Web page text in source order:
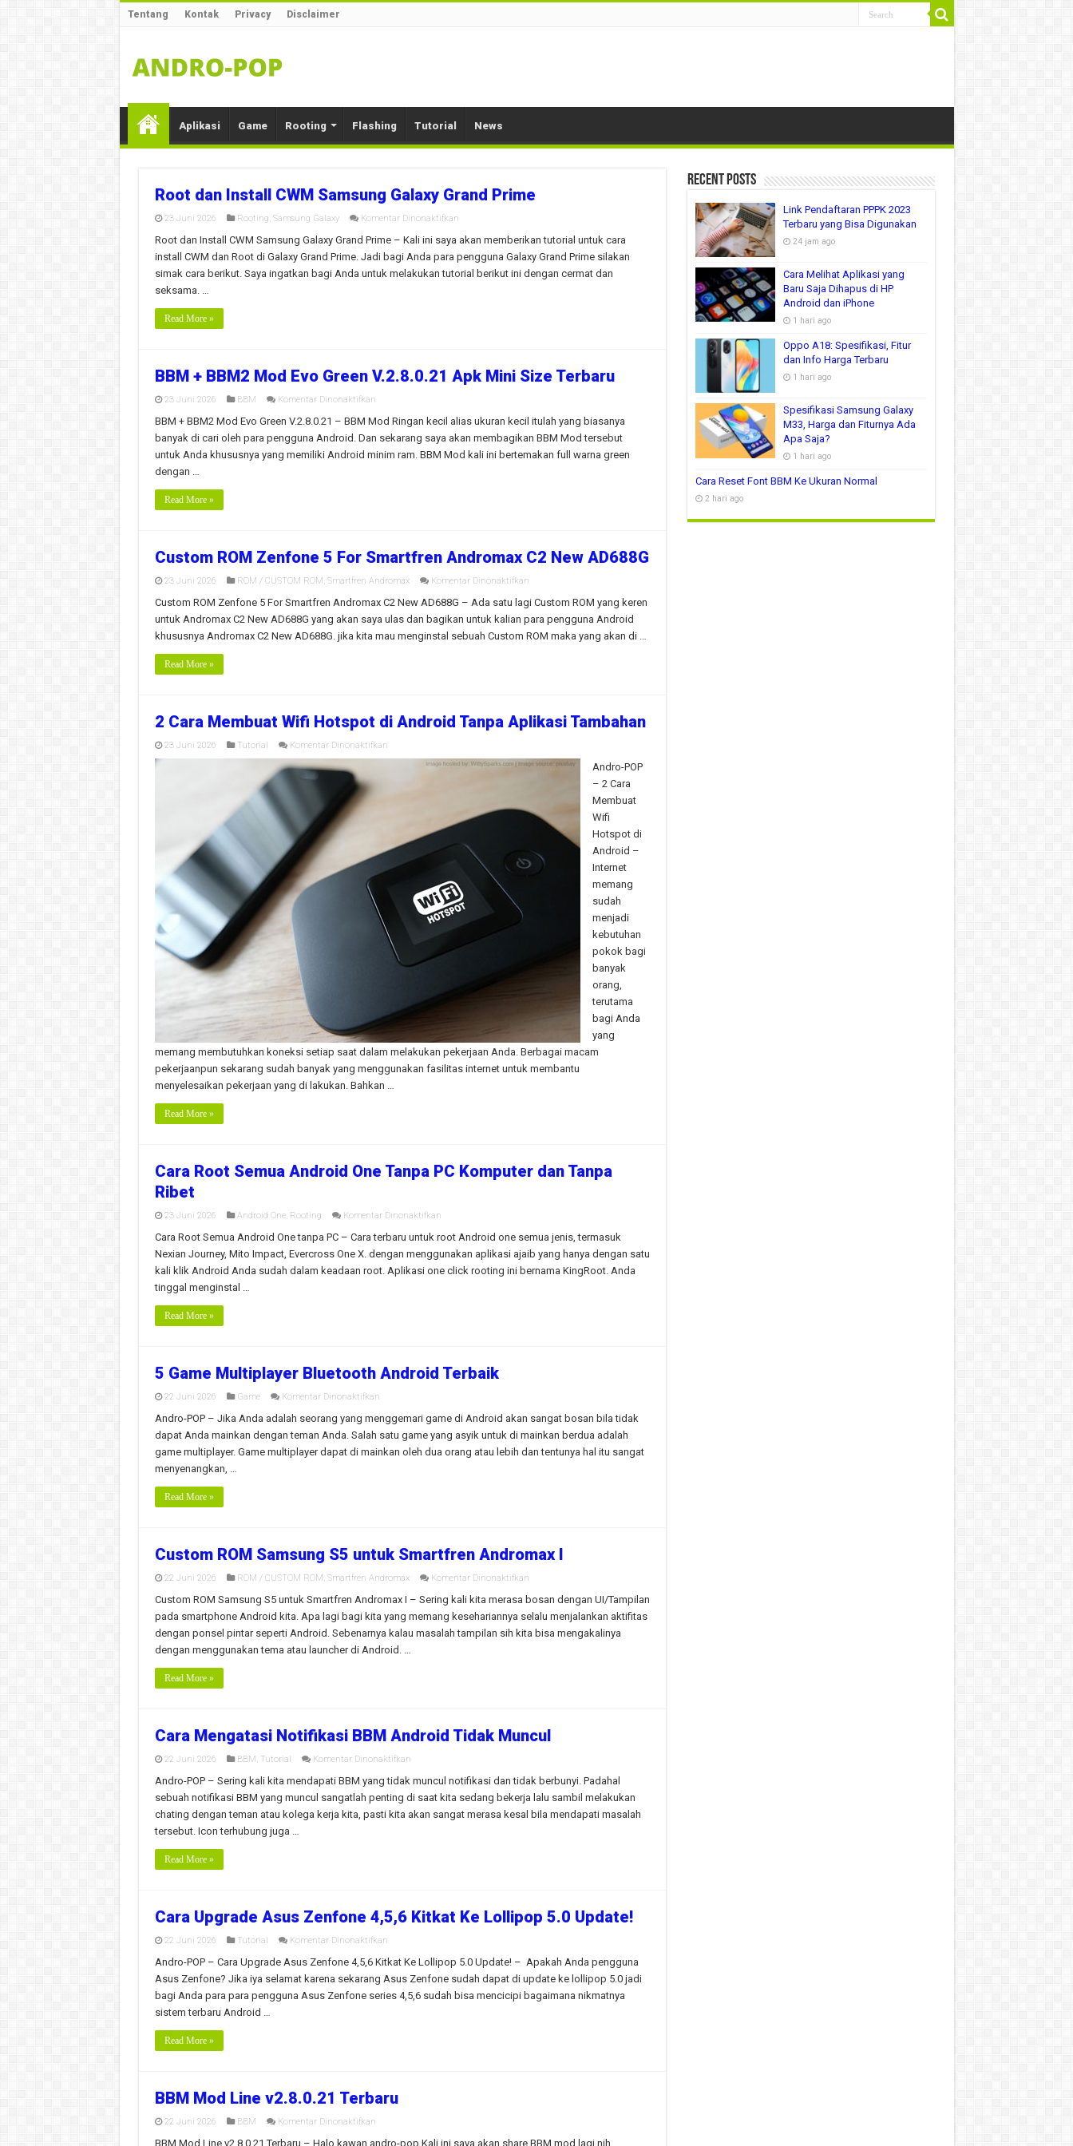
Tentang Kontak Privacy Disclaimer
Aplikasi Game Rooting Flashing Tutorial News
Root dan Install CWM Samsung Galaxy Grand Prime
23 Juni 2026 Rooting, Samsung Galaxy Komentar Dinonaktifkanpada
dan
CWM
Samsung
Galaxy
Root dan Install CWM Samsung Galaxy Grand Prime – Kali ini saya akan memberikan tutorial untuk cara
install CWM dan Root di Galaxy Grand Prime. Jadi bagi Anda para pengguna Galaxy Grand Prime silakan
simak cara berikut. Saya ingatkan bagi Anda untuk melakukan tutorial berikut ini dengan cermat dan
seksama. …
Read More »
BBM + BBM2 Mod Evo Green V.2.8.0.21 Apk Mini Size Terbaru
23 Juni 2026 BBM Komentar Dinonaktifkanpada
+
Mod
Evo
Green
BBM + BBM2 Mod Evo Green V.2.8.0.21 – BBM Mod Ringan kecil alias ukuran kecil itulah yang biasanya
banyak di cari oleh para pengguna Android. Dan sekarang saya akan membagikan BBM Mod tersebut
untuk Anda khususnya yang memiliki Android minim ram. BBM Mod kali ini bertemakan full warna green
dengan …
Read More »
Custom ROM Zenfone 5 For Smartfren Andromax C2 New AD688G
23 Juni 2026 ROM / CUSTOM ROM, Smartfren Andromax Komentar Dinonaktifkanpada
ROM
Zenfone
5
For
Smartfren
Custom ROM Zenfone 5 For Smartfren Andromax C2 New AD688G – Ada satu lagi Custom ROM yang keren
untuk Andromax C2 New AD688G yang akan saya ulas dan bagikan untuk kalian para pengguna Android
khususnya Andromax C2 New AD688G. jika kita mau menginstal sebuah Custom ROM maka yang akan di …
Read More »
2 Cara Membuat Wifi Hotspot di Android Tanpa Aplikasi Tambahan
23 Juni 2026 Tutorial Komentar Dinonaktifkanpada
Aplikasi
Tambahan
Andro-POP
– 2 Cara
Membuat
Wifi
Hotspot di
Android –
Internet
memang
sudah
menjadi
kebutuhan
pokok bagi
banyak
orang,
terutama
bagi Anda
yang
memang membutuhkan koneksi setiap saat dalam melakukan pekerjaan Anda. Berbagai macam
pekerjaanpun sekarang sudah banyak yang menggunakan fasilitas internet untuk membantu
menyelesaikan pekerjaan yang di lakukan. Bahkan …
Read More »
Cara Root Semua Android One Tanpa PC Komputer dan Tanpa
Ribet
23 Juni 2026 Android One, Rooting Komentar Dinonaktifkanpada
Root
Android
One
Tanpa
Cara Root Semua Android One tanpa PC – Cara terbaru untuk root Android one semua jenis, termasuk
Nexian Journey, Mito Impact, Evercross One X. dengan menggunakan aplikasi ajaib yang hanya dengan satu
kali klik Android Anda sudah dalam keadaan root. Aplikasi one click rooting ini bernama KingRoot. Anda
tinggal menginstal …
Read More »
5 Game Multiplayer Bluetooth Android Terbaik
22 Juni 2026 Game Komentar Dinonaktifkanpada
Game
Multiplayer
Bluetooth
Android
Terbaik
Andro-POP – Jika Anda adalah seorang yang menggemari game di Android akan sangat bosan bila tidak
dapat Anda mainkan dengan teman Anda. Salah satu game yang asyik untuk di mainkan berdua adalah
game multiplayer. Game multiplayer dapat di mainkan oleh dua orang atau lebih dan tentunya hal itu sangat
menyenangkan, …
Read More »
Custom ROM Samsung S5 untuk Smartfren Andromax I
22 Juni 2026 ROM / CUSTOM ROM, Smartfren Andromax Komentar Dinonaktifkanpada
ROM
S5
untuk
Smartfren
Custom ROM Samsung S5 untuk Smartfren Andromax I – Sering kali kita merasa bosan dengan UI/Tampilan
pada smartphone Android kita. Apa lagi bagi kita yang memang kesehariannya selalu menjalankan aktifitas
dengan ponsel pintar seperti Android. Sebenarnya kalau masalah tampilan sih kita bisa mengakalinya
dengan menggunakan tema atau launcher di Android. …
Read More »
Cara Mengatasi Notifikasi BBM Android Tidak Muncul
22 Juni 2026 BBM, Tutorial Komentar Dinonaktifkanpada
Mengatasi
BBM
Android
Tidak
Andro-POP – Sering kali kita mendapati BBM yang tidak muncul notifikasi dan tidak berbunyi. Padahal
sebuah notifikasi BBM yang muncul sangatlah penting di saat kita sedang bekerja lalu sambil melakukan
chating dengan teman atau kolega kerja kita, pasti kita akan sangat merasa kesal bila mendapati masalah
tersebut. Icon terhubung juga …
Read More »
Cara Upgrade Asus Zenfone 4,5,6 Kitkat Ke Lollipop 5.0 Update!
22 Juni 2026 Tutorial Komentar Dinonaktifkanpada
Upgrade
Zenfone
4,5,6
Kitkat
Andro-POP – Cara Upgrade Asus Zenfone 4,5,6 Kitkat Ke Lollipop 5.0 Update! – Apakah Anda pengguna
Asus Zenfone? Jika iya selamat karena sekarang Asus Zenfone sudah dapat di update ke lollipop 5.0 jadi
bagi Anda para para pengguna Asus Zenfone series 4,5,6 sudah bisa mencicipi bagaimana nikmatnya
sistem terbaru Android …
Read More »
BBM Mod Line v2.8.0.21 Terbaru
22 Juni 2026 BBM Komentar Dinonaktifkanpada
Mod
BBM Mod Line v2.8.0.21 Terbaru – Halo kawan andro-pop Kali ini saya akan share BBM mod lagi nih..
Recent Posts
Link Pendaftaran PPPK 2023
Terbaru yang Bisa Digunakan
24 jam ago
Cara Melihat Aplikasi yang
Baru Saja Dihapus di HP
Android dan iPhone
1 hari ago
Oppo A18: Spesifikasi, Fitur
dan Info Harga Terbaru
1 hari ago
Spesifikasi Samsung Galaxy
M33, Harga dan Fiturnya Ada
Apa Saja?
1 hari ago
Cara Reset Font BBM Ke Ukuran Normal
2 hari ago